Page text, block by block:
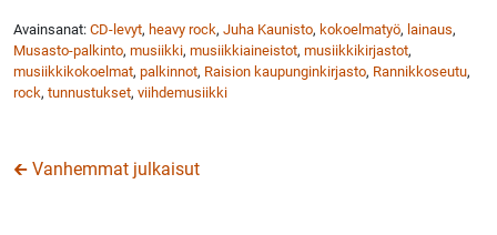
Avainsanat: CD-levyt, heavy rock, Juha Kaunisto, kokoelmatyö, lainaus,
Musasto-palkinto, musiikki, musiikkiaineistot, musiikkikirjastot,
musiikkikokoelmat, palkinnot, Raision kaupunginkirjasto, Rannikkoseutu,
rock, tunnustukset, viihdemusiikki
🡰 Vanhemmat julkaisut